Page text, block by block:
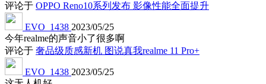
评论于 OPPO Reno10系列发布 影像性能全面提升
EVO_1438 2023/05/25
今年realme的声音小了很多啊
评论于 奢品级质感新机 图说真我realme 11 Pro+
EVO_1438 2023/05/25